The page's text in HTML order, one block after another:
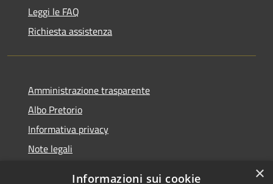
Leggi le FAQ
Richiesta assistenza
Amministrazione trasparente
Albo Pretorio
Informativa privacy
Note legali
×
Informazioni sui cookie